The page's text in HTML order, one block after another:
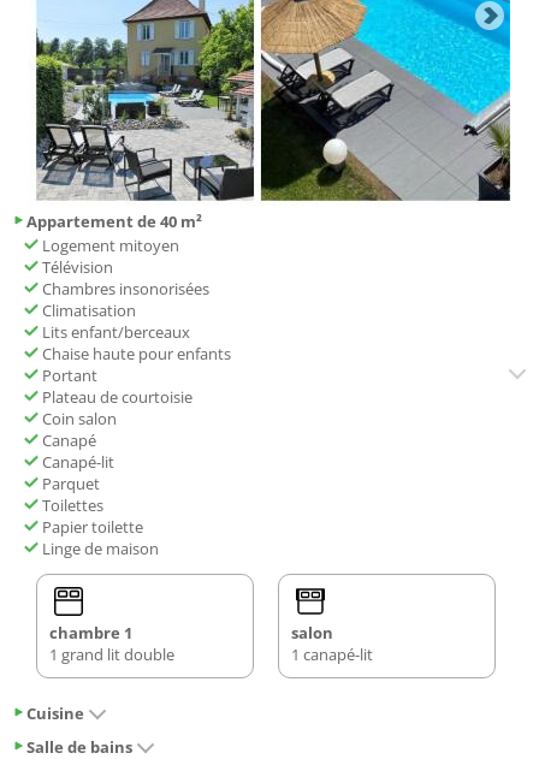
Appartement de 40 m²
Logement mitoyen
Télévision
Chambres insonorisées
Climatisation
Lits enfant/berceaux
Chaise haute pour enfants
Portant
Plateau de courtoisie
Coin salon
Canapé
Canapé-lit
Parquet
Toilettes
Papier toilette
Linge de maison
chambre 1
1 grand lit double
salon
1 canapé-lit
Cuisine
Salle de bains